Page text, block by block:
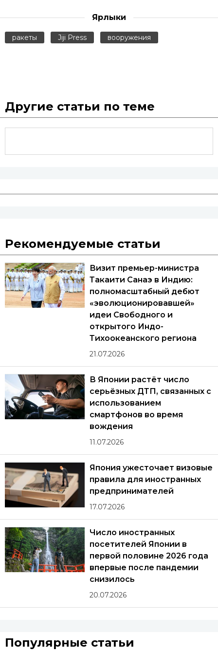
Ярлыки
ракеты Jiji Press вооружения
Другие статьи по теме
Рекомендуемые статьи
Визит премьер-министра
Такаити Санаэ в Индию:
полномасштабный дебют
«эволюционировавшей»
идеи Свободного и
открытого Индо-
Тихоокеанского региона
21.07.2026
В Японии растёт число
серьёзных ДТП, связанных с
использованием
смартфонов во время
вождения
11.07.2026
Япония ужесточает визовые
правила для иностранных
предпринимателей
17.07.2026
Число иностранных
посетителей Японии в
первой половине 2026 года
впервые после пандемии
снизилось
20.07.2026
Популярные статьи